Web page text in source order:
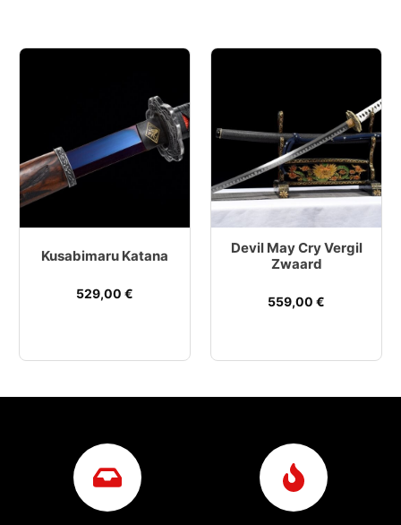
Kusabimaru Katana
529,00 €
Devil May Cry Vergil
Zwaard
559,00 €